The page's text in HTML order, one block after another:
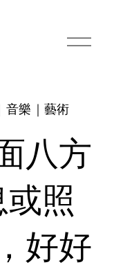
O
p
八方
照
好好
音樂｜藝術